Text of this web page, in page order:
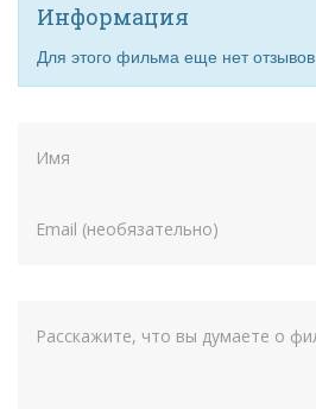
Информация
Для этого фильма еще нет отзывов